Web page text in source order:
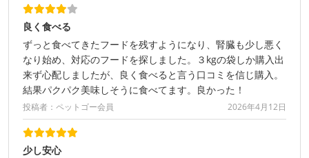
良く食べる
ずっと食べてきたフードを残すようになり、腎臓も少し悪く
なり始め、対応のフードを探しました。３kgの袋しか購入出
来ず心配しましたが、良く食べると言う口コミを信じ購入。
結果パクパク美味しそうに食べてます。良かった！
投稿者：ペットゴー会員 2026年4月12日
少し安心